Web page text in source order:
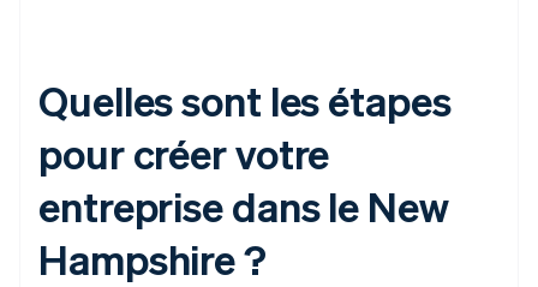
Quelles sont les étapes
pour créer votre
entreprise dans le New
Hampshire ?